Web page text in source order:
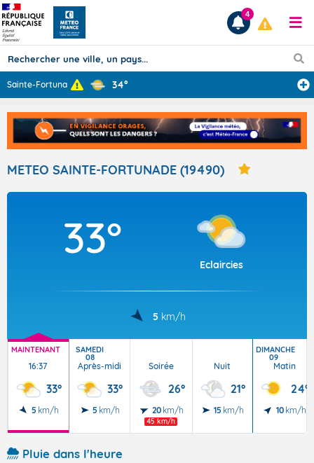
Prévisions
TOUS LES RÉSULTATS
Articles
4
Sainte-Fortunad... 34°
METEO SAINTE-FORTUNADE (19490)
33°
Eclaircies
5 km/h
MAINTENANT
16:37
33°
5 km/h
SAMEDI
08
Après-midi
33°
5 km/h
Soirée
26°
20 km/h
45 km/h
Nuit
21°
15 km/h
DIMANCHE
09
Matin
24°
10 km/h
Pluie dans l'heure